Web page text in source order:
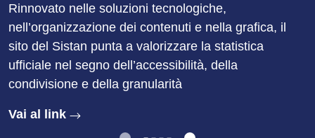
Rinnovato nelle soluzioni tecnologiche,
nell’organizzazione dei contenuti e nella grafica, il
sito del Sistan punta a valorizzare la statistica
ufficiale nel segno dell’accessibilità, della
condivisione e della granularità
Vai al link